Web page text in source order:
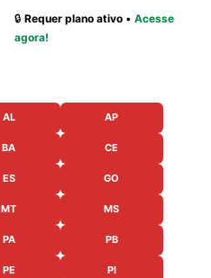
🔒Requer plano ativo •Acesse
agora!
AL AP
BA CE
ES GO
MT MS
PA PB
PE PI